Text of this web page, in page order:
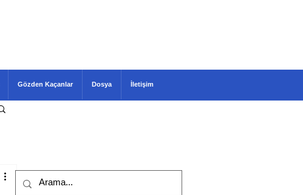
Gözden Kaçanlar Dosya İletişim